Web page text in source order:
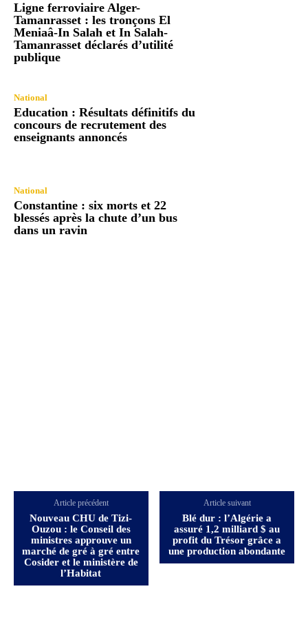
Ligne ferroviaire Alger-
Tamanrasset : les tronçons El
Meniaâ-In Salah et In Salah-
Tamanrasset déclarés d’utilité
publique
National
Education : Résultats définitifs du
concours de recrutement des
enseignants annoncés
National
Constantine : six morts et 22
blessés après la chute d’un bus
dans un ravin
Article précédent
Nouveau CHU de Tizi-
Ouzou : le Conseil des
ministres approuve un
marché de gré à gré entre
Cosider et le ministère de
l’Habitat
Article suivant
Blé dur : l’Algérie a
assuré 1,2 milliard $ au
profit du Trésor grâce a
une production abondante